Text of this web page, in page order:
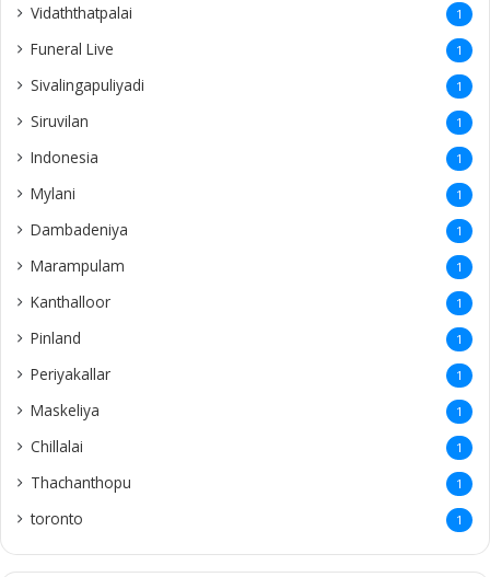
Vidaththatpalai 1
Funeral Live 1
Sivalingapuliyadi 1
Siruvilan 1
Indonesia 1
Mylani 1
Dambadeniya 1
Marampulam 1
Kanthalloor 1
Pinland 1
Periyakallar 1
Maskeliya 1
Chillalai 1
Thachanthopu 1
toronto 1